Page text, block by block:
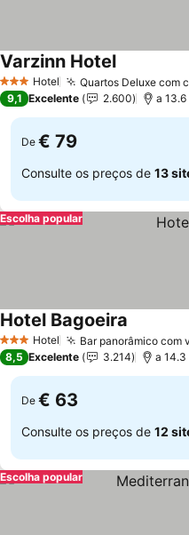
3 EstrelasHotel Quartos Deluxe com
Varzinn Hotel
9,1 Excelente 2.600 a
De € 79
Consulte os preços de 13
Escolha popular
3 EstrelasHotel Bar panorâmico com
Hotel Bagoeira
8,5 Excelente 3.214 a 14.3
De € 63
Consulte os preços de 12
Escolha popular